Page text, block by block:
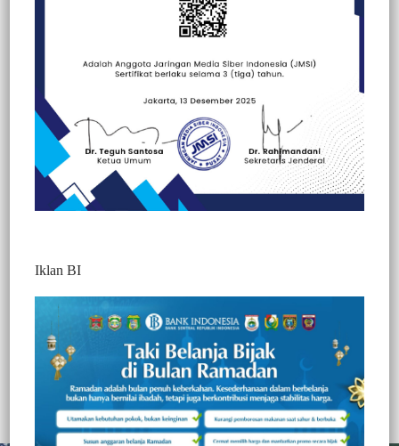
BERITA VIDEO : DIANGGAP TAK
SESUAI FAKTA, PEMBERIAN ALAT
KEBERSIHAN DI MOMEN HUT RI KE
76, DI PROTES
Redaksi Jurnaltivi
0 Min Baca
Kamis, 19 Agustus 2021
360
Iklan BI